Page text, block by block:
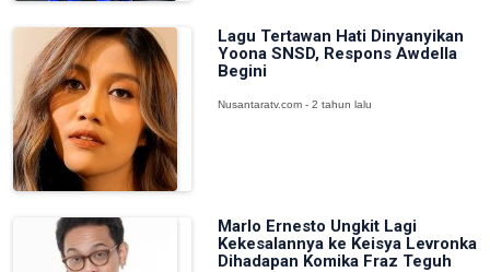
Lagu Tertawan Hati Dinyanyikan
Yoona SNSD, Respons Awdella
Begini
Nusantaratv.com - 2 tahun lalu
Marlo Ernesto Ungkit Lagi
Kekesalannya ke Keisya Levronka
Dihadapan Komika Fraz Teguh